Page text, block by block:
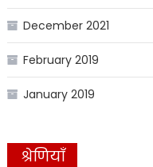
December 2021
February 2019
January 2019
श्रेणियाँ